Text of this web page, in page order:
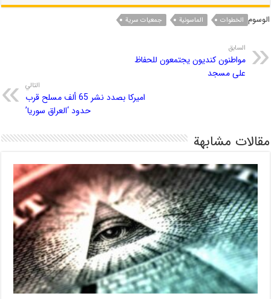
الوسوم الخطوات الماسونیة جمعيات سرية
السابق
مواطنون کندیون یجتمعون للحفاظ
علی مسجد
التالي
اميركا بصدد نشر 65 ألف مسلح قرب
حدود ‘العراق سوريا’
مقالات مشابهة